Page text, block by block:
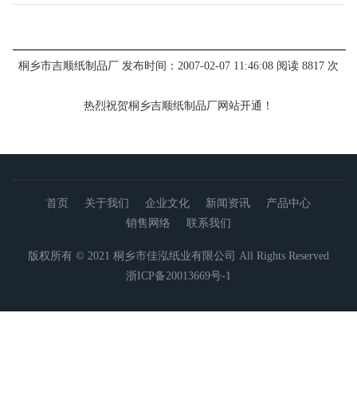
桐乡市吉顺纸制品厂 发布时间：2007-02-07 11:46:08 阅读 8817 次
热烈祝贺桐乡吉顺纸制品厂网站开通！
首页 关于我们 企业文化 新闻资讯
产品中心
销售网络
联系我们
版权所有 © 2021 桐乡市佳泓纸业有限公司 All Rights Reserved
浙ICP备20013669号-1